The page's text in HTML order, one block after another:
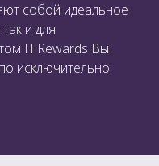
собой идеальное
и для
H Rewards Вы
исключительно